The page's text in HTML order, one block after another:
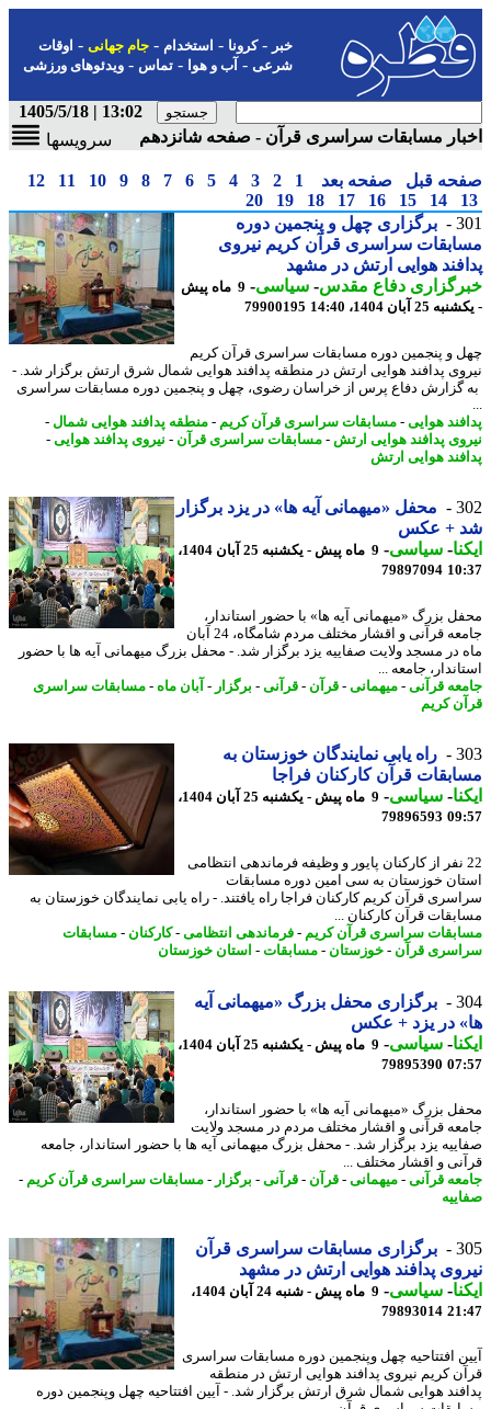
-کرونا-استخدام- جام جهانی-اوقات
شرعی-آب و هوا-تماس-ویدئوهای ورزشی
13:02 | 1405/5/18
مسابقات سراسری قرآن - صفحه شانزدهم
سرویسها
قبل صفحه بعد 1
2
3
4
5
6
7
8
9
10
11
12
14
15
16
17
18
19
20
برگزاری چهل و پنجمین دوره
سراسری قرآن کریم نیروی
هوایی ارتش در مشهد
دفاع مقدس-سیاسی-
9 ماه پیش
آبان 1404، 14:40
79900195
و پنجمین دوره مسابقات سراسری قرآن کریم
پدافند هوایی ارتش در منطقه پدافند هوایی شمال شرق ارتش برگزار شد. -
دفاع پرس از خراسان رضوی، چهل و پنجمین دوره مسابقات سراسری
هوایی- مسابقات سراسری قرآن کریم- منطقه پدافند هوایی شمال-
پدافند هوایی ارتش -مسابقات سراسری قرآن- نیروی پدافند هوایی-
هوایی ارتش
محفل «میهمانی آیه ها» در یزد برگزار
+ عکس
-سیاسی-
9 ماه پیش - یکشنبه 25 آبان 1404،
79897094
بزرگ «میهمانی آیه ها» با حضور استاندار،
جامعه قرآنی و اقشار مختلف مردم شامگاه، 24 آبان
در مسجد ولایت صفاییه یزد برگزار شد. - محفل بزرگ میهمانی آیه ها با حضور
جامعه ...
قرآنی- میهمانی-قرآن- قرآنی- برگزار - آبان ماه-مسابقات سراسری
کریم
راه یابی نمایندگان خوزستان به
قرآن کارکنان فراجا
-سیاسی-
9 ماه پیش - یکشنبه 25 آبان 1404،
79896593
نفر از کارکنان پایور و وظیفه فرماندهی انتظامی
خوزستان به سی امین دوره مسابقات
قرآن کریم کارکنان فراجا راه یافتند. - راه یابی نمایندگان خوزستان به
قرآن کارکنان ...
سراسری قرآن کریم- فرماندهی انتظامی-کارکنان-مسابقات
قرآن- خوزستان-مسابقات-استان خوزستان
برگزاری محفل بزرگ «میهمانی آیه
در یزد + عکس
-سیاسی-
9 ماه پیش - یکشنبه 25 آبان 1404،
79895390
بزرگ «میهمانی آیه ها» با حضور استاندار،
قرآنی و اقشار مختلف مردم در مسجد ولایت
یزد برگزار شد. - محفل بزرگ میهمانی آیه ها با حضور استاندار، جامعه
و اقشار مختلف ...
قرآنی- میهمانی-قرآن- قرآنی- برگزار - مسابقات سراسری قرآن کریم-
برگزاری مسابقات سراسری قرآن
پدافند هوایی ارتش در مشهد
-سیاسی-
9 ماه پیش - شنبه 24 آبان 1404،
79893014
افتتاحیه چهل وپنجمین دوره مسابقات سراسری
کریم نیروی پدافند هوایی ارتش در منطقه
هوایی شمال شرق ارتش برگزار شد. - آیین افتتاحیه چهل وپنجمین دوره